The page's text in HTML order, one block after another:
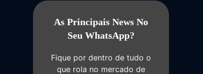
As Principais News No
Seu WhatsApp?
Fique por dentro de tudo o
que rola no mercado de